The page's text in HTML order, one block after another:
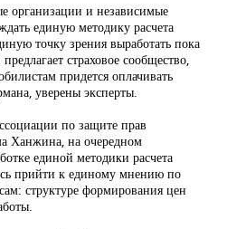
организации и независимые
единую методику расчета
точку зрения выработать пока
страховое сообщество,
придется оплачивать
уверены эксперты.
по защите прав
Ханжина, на очередном
единой методики расчета
прийти к единому мнению по
структуре формирования цен